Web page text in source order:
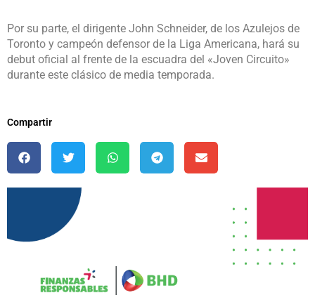
Por su parte, el dirigente John Schneider, de los Azulejos de
Toronto y campeón defensor de la Liga Americana, hará su
debut oficial al frente de la escuadra del «Joven Circuito»
durante este clásico de media temporada.
Compartir